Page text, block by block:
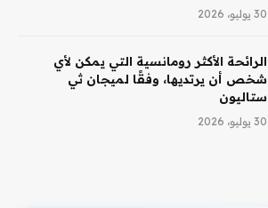
30 يوليو، 2026
الرائحة الأكثر رومانسية التي يمكن لأي
شخص أن يرتديها، وفقًا لميجان ثي
ستاليون
30 يوليو، 2026